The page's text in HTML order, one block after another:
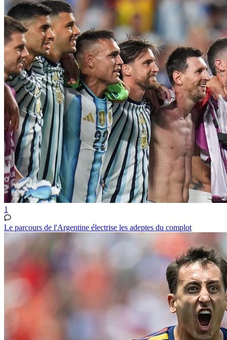
1
Le parcours de l'Argentine électrise les adeptes du complot